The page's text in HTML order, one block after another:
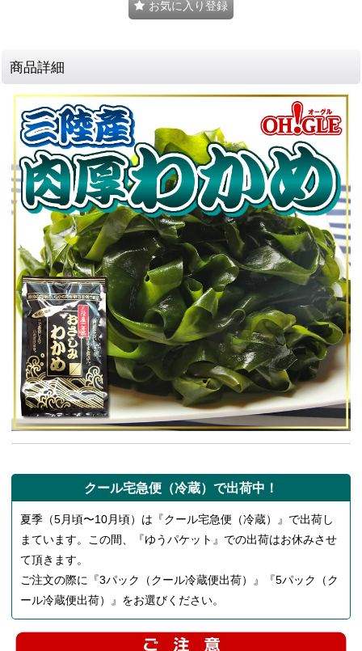
お気に入り登録
商品詳細
クール宅急便（冷蔵）で出荷中！
夏季（5月頃〜10月頃）は『クール宅急便（冷蔵）』で出荷し
まています。この間、『ゆうパケット』での出荷はお休みさせ
て頂きます。
ご注文の際に『3パック（クール冷蔵便出荷）』『5パック（ク
ール冷蔵便出荷）』をお選びください。